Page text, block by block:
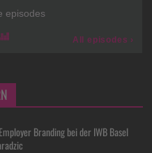
Branding bei der IWB Basel